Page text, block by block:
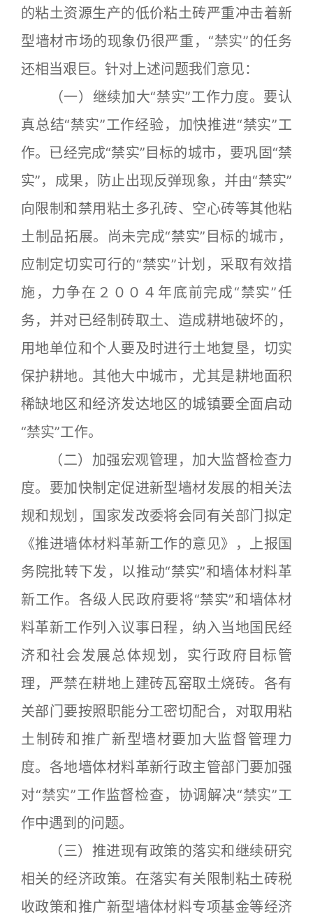
的粘土资源生产的低价粘土砖严重冲击着新
型墙材市场的现象仍很严重，“禁实”的任务
还相当艰巨。针对上述问题我们意见：
（一）继续加大“禁实”工作力度。要认
真总结“禁实”工作经验，加快推进“禁实”工
作。已经完成“禁实”目标的城市，要巩固“禁
实”，成果，防止出现反弹现象，并由“禁实”
向限制和禁用粘土多孔砖、空心砖等其他粘
土制品拓展。尚未完成“禁实”目标的城市，
应制定切实可行的“禁实”计划，采取有效措
施，力争在２００４年底前完成“禁实”任
务，并对已经制砖取土、造成耕地破坏的，
用地单位和个人要及时进行土地复垦，切实
保护耕地。其他大中城市，尤其是耕地面积
稀缺地区和经济发达地区的城镇要全面启动
“禁实”工作。
（二）加强宏观管理，加大监督检查力
度。要加快制定促进新型墙材发展的相关法
规和规划，国家发改委将会同有关部门拟定
《推进墙体材料革新工作的意见》，上报国
务院批转下发，以推动“禁实”和墙体材料革
新工作。各级人民政府要将“禁实”和墙体材
料革新工作列入议事日程，纳入当地国民经
济和社会发展总体规划，实行政府目标管
理，严禁在耕地上建砖瓦窑取土烧砖。各有
关部门要按照职能分工密切配合，对取用粘
土制砖和推广新型墙材要加大监督管理力
度。各地墙体材料革新行政主管部门要加强
对“禁实”工作监督检查，协调解决“禁实”工
作中遇到的问题。
（三）推进现有政策的落实和继续研究
相关的经济政策。在落实有关限制粘土砖税
收政策和推广新型墙体材料专项基金等经济